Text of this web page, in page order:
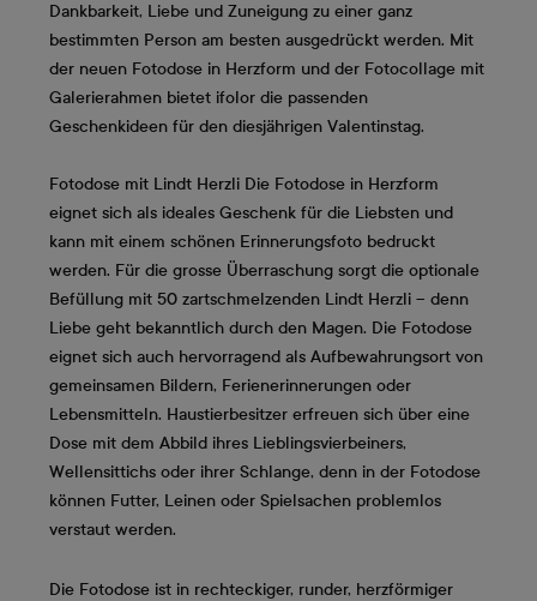
Dankbarkeit, Liebe und Zuneigung zu einer ganz
bestimmten Person am besten ausgedrückt werden. Mit
der neuen Fotodose in Herzform und der Fotocollage mit
Galerierahmen bietet ifolor die passenden
Geschenkideen für den diesjährigen Valentinstag.
Fotodose mit Lindt Herzli Die Fotodose in Herzform
eignet sich als ideales Geschenk für die Liebsten und
kann mit einem schönen Erinnerungsfoto bedruckt
werden. Für die grosse Überraschung sorgt die optionale
Befüllung mit 50 zartschmelzenden Lindt Herzli – denn
Liebe geht bekanntlich durch den Magen. Die Fotodose
eignet sich auch hervorragend als Aufbewahrungsort von
gemeinsamen Bildern, Ferienerinnerungen oder
Lebensmitteln. Haustierbesitzer erfreuen sich über eine
Dose mit dem Abbild ihres Lieblingsvierbeiners,
Wellensittichs oder ihrer Schlange, denn in der Fotodose
können Futter, Leinen oder Spielsachen problemlos
verstaut werden.
Die Fotodose ist in rechteckiger, runder, herzförmiger